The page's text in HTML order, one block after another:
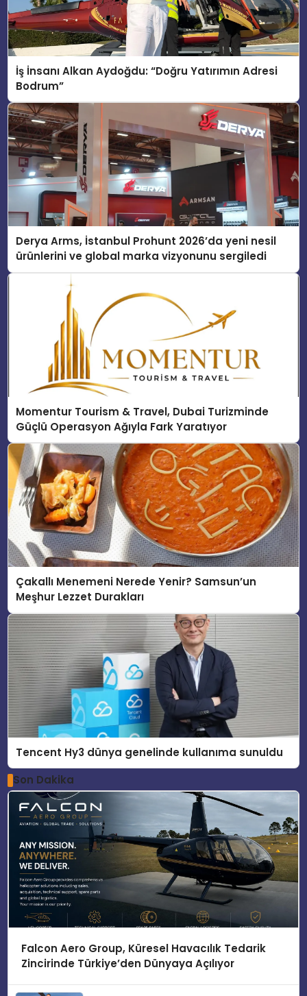
İş İnsanı Alkan Aydoğdu: “Doğru Yatırımın Adresi
Bodrum”
Derya Arms, İstanbul Prohunt 2026’da yeni nesil
ürünlerini ve global marka vizyonunu sergiledi
Momentur Tourism & Travel, Dubai Turizminde
Güçlü Operasyon Ağıyla Fark Yaratıyor
Çakallı Menemeni Nerede Yenir? Samsun’un
Meşhur Lezzet Durakları
Tencent Hy3 dünya genelinde kullanıma sunuldu
Son Dakika
Falcon Aero Group, Küresel Havacılık Tedarik
Zincirinde Türkiye’den Dünyaya Açılıyor